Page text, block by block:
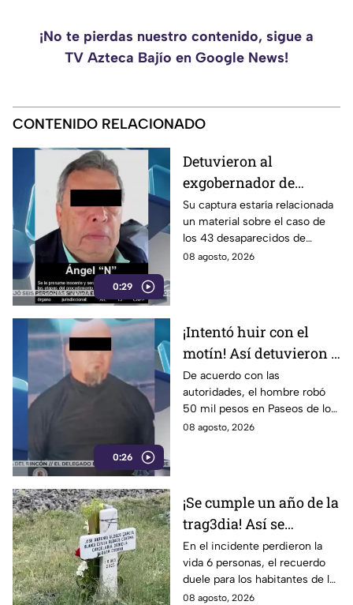
¡No te pierdas nuestro contenido, sigue a
TV Azteca Bajío en Google News!
CONTENIDO RELACIONADO
0:29
Detuvieron al
exgobernador de
Guerrero, Ángel
Aguirre Rivero
Su captura estaría relacionada
un material sobre el caso de
los 43 desaparecidos de
Ayotzinapa
08 agosto, 2026
0:26
¡Intentó huir con el
motín! Así detuvieron a
un presunto
responsable de asaltar
a su víctima en León
De acuerdo con las
autoridades, el hombre robó
50 mil pesos en Paseos de los
Insurgentes
08 agosto, 2026
¡Se cumple un año de la
trag3dia! Así se
recuerda el fuerte
accidente de un tren en
Irapuato
En el incidente perdieron la
vida 6 personas, el recuerdo
duele para los habitantes de la
localidad.
08 agosto, 2026